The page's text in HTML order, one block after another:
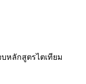
หลักสูตรไตเทียม